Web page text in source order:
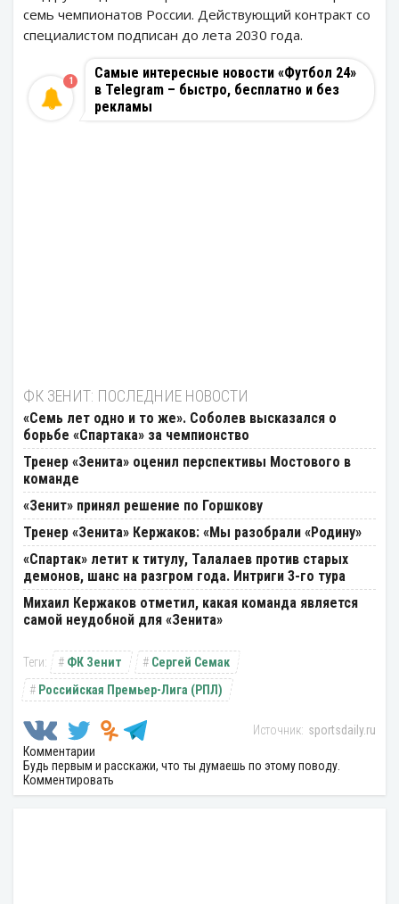
семь чемпионатов России. Действующий контракт со
специалистом подписан до лета 2030 года.
Самые интересные новости «Футбол 24»
в Telegram – быстро, бесплатно и без
рекламы
1
ФК ЗЕНИТ: ПОСЛЕДНИЕ НОВОСТИ
«Семь лет одно и то же». Соболев высказался о
борьбе «Спартака» за чемпионство
Тренер «Зенита» оценил перспективы Мостового в
команде
«Зенит» принял решение по Горшкову
Тренер «Зенита» Кержаков: «Мы разобрали «Родину»
«Спартак» летит к титулу, Талалаев против старых
демонов, шанс на разгром года. Интриги 3-го тура
Михаил Кержаков отметил, какая команда является
самой неудобной для «Зенита»
ФК Зенит
Сергей Семак
Российская Премьер-Лига (РПЛ)
sportsdaily.ru
Комментарии
Будь первым и расскажи, что ты думаешь по этому поводу.
Комментировать